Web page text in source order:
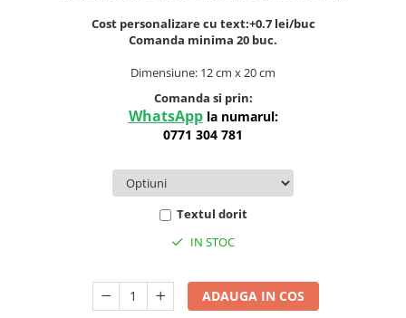
Cost personalizare cu text:+0.7 lei/buc
Comanda minima 20 buc.
Dimensiune: 12 cm x 20 cm
Comanda si prin:
WhatsApp la numarul:
0771 304 781
Textul dorit
IN STOC
ADAUGA IN COS